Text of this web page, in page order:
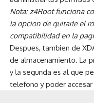
Nota: z4Root funciona
la opcion de quitarle el
compatibilidad en la
Despues, tambien de
de almacenamiento. La
y la segunda es al que
telefono y poder